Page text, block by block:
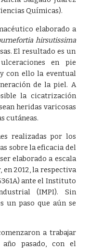
Químicas).
elaborado a
hirsutissima
El resultado es un
en pie
con ello la eventual
de la piel. A
la cicatrización
heridas varicosas
cutáneas.
realizadas por los
sobre la eficacia del
elaborado a escala
2012, la respectiva
ante el Instituto
(IMPI). Sin
un paso que aún se
a trabajar
pasado, con el